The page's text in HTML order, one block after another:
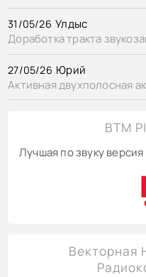
31/05/26 Улдыс
Доработка тракта
27/05/26 Юрий
Активная двухполосная
BTM
Лучшая по звуку
Векторная